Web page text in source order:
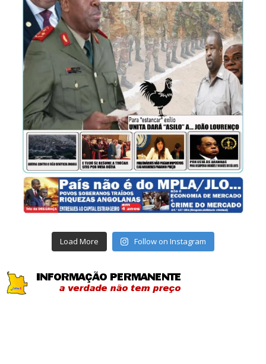
Load More Follow on Instagram